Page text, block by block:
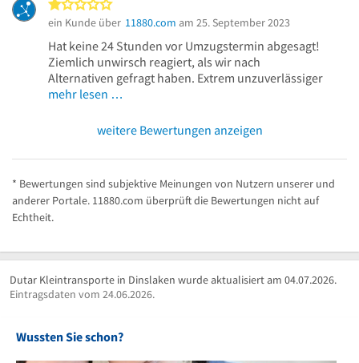
ein Kunde über 11880.com am 25. September 2023
Hat keine 24 Stunden vor Umzugstermin abgesagt!
Ziemlich unwirsch reagiert, als wir nach
Alternativen gefragt haben. Extrem unzuverlässiger
mehr lesen …
weitere Bewertungen anzeigen
* Bewertungen sind subjektive Meinungen von Nutzern unserer und
anderer Portale. 11880.com überprüft die Bewertungen nicht auf
Echtheit.
Dutar Kleintransporte in Dinslaken wurde aktualisiert am 04.07.2026.
Eintragsdaten vom 24.06.2026.
Wussten Sie schon?